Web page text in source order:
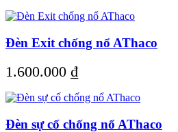
Đèn Exit chống nổ AThaco
1.600.000 ₫
Đèn sự cố chống nổ AThaco